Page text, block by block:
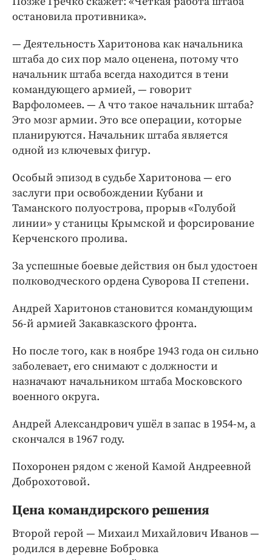
остановила противника».
— Деятельность Харитонова как начальника
штаба до сих пор мало оценена, потому что
начальник штаба всегда находится в тени
командующего армией, — говорит
Варфоломеев. — А что такое начальник штаба?
Это мозг армии. Это все операции, которые
планируются. Начальник штаба является
одной из ключевых фигур.
Особый эпизод в судьбе Харитонова — его
заслуги при освобождении Кубани и
Таманского полуострова, прорыв «Голубой
линии» у станицы Крымской и форсирование
Керченского пролива.
За успешные боевые действия он был удостоен
полководческого ордена Суворова II степени.
Андрей Харитонов становится командующим
56-й армией Закавказского фронта.
Но после того, как в ноябре 1943 года он сильно
заболевает, его снимают с должности и
назначают начальником штаба Московского
военного округа.
Андрей Александрович ушёл в запас в 1954-м, а
скончался в 1967 году.
Похоронен рядом с женой Камой Андреевной
Доброхотовой.
Цена командирского решения
Второй герой — Михаил Михайлович Иванов —
родился в деревне Бобровка